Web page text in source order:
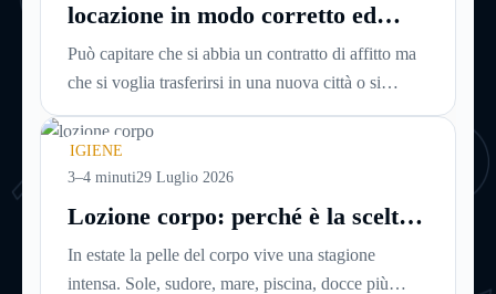
locazione in modo corretto ed
efficace
Può capitare che si abbia un contratto di affitto ma
che si voglia trasferirsi in una nuova città o si
abbiano problemi a pagare il canone, per cui si
comincia a cercare un’altra abitazione: è legittimo
chiedersi se è possibiledisdire il contratto di
capiremo come inviare la disdetta per un contratto
di affitto.
IGIENE
3–4 minuti29 Luglio 2026
Lozione corpo: perché è la scelta
ideale per idratare la pelle in
estate
In estate la pelle del corpo vive una stagione
intensa. Sole, sudore, mare, piscina, docce più